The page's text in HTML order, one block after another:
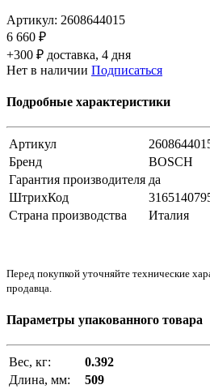
Артикул: 2608644015
6 660 ₽
+300 ₽ доставка, 4 дня
Нет в наличии Подписаться
Подробные характеристики
Артикул
Бренд
BOSCH
Гарантия производителя да
ШтрихКод
Страна производства
Италия
Перед покупкой уточняйте технические
продавца.
Параметры упакованного товара
Вес, кг:
0.392
Длина, мм:
509